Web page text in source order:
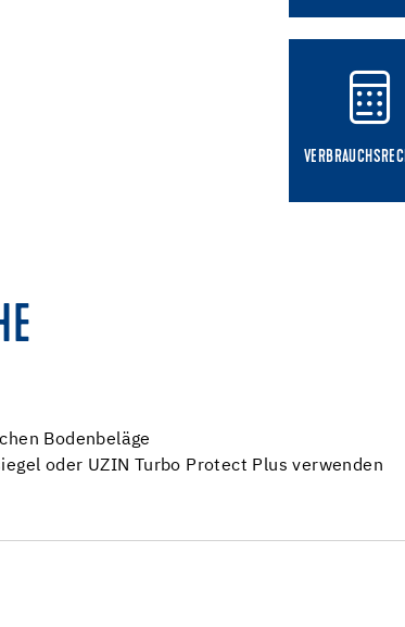
Bodenbeläge
oder UZIN Turbo Protect Plus verwenden